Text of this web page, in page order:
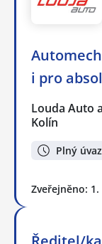
i pro
Louda Auto
Kolín
Plný
Zveřejněno: